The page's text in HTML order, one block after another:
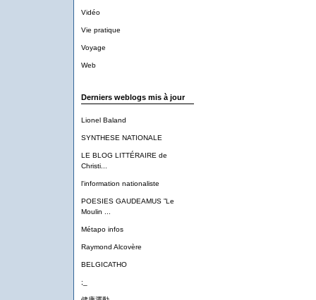
Vidéo
Vie pratique
Voyage
Web
Derniers weblogs mis à jour
Lionel Baland
SYNTHESE NATIONALE
LE BLOG LITTÉRAIRE de
Christi...
l'information nationaliste
POESIES GAUDEAMUS ”Le
Moulin ...
Métapo infos
Raymond Alcovère
BELGICATHO
;_